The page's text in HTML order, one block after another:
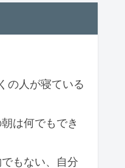
の人が寝ている
は何でもでき
もない、自分